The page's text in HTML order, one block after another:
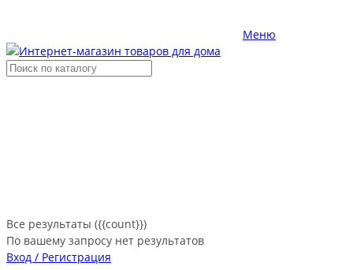
Меню
Все результаты ({{count}})
По вашему запросу нет результатов
Вход / Регистрация